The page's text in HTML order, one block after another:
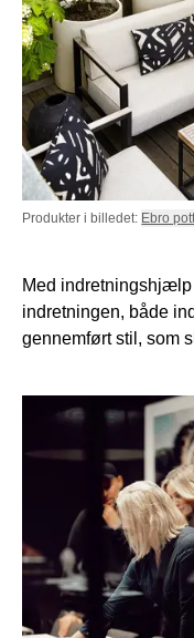
Produkter i billedet: Ebro
Med
indretningen, både
gennemført stil, som